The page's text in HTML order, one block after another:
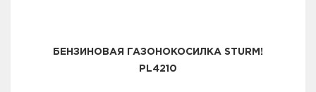
БЕНЗИНОВАЯ ГАЗОНОКОСИЛКА STURM!
PL4210